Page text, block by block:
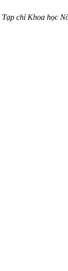
Tạp chí Khoa học